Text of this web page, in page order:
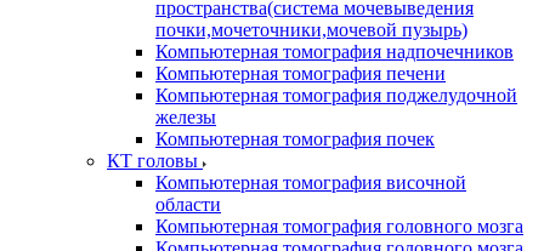
пространства(система мочевыведения
почки,мочеточники,мочевой пузырь)
Компьютерная томография надпочечников
Компьютерная томография печени
Компьютерная томография поджелудочной
железы
Компьютерная томография почек
КТ головы
Компьютерная томография височной
области
Компьютерная томография головного мозга